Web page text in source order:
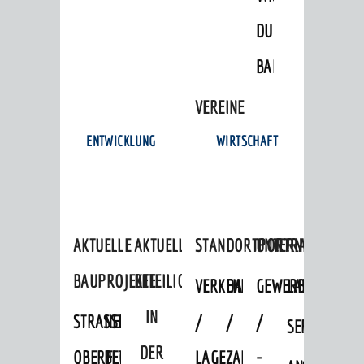
DULGER-
BAD
VEREINE
ENTWICKLUNG
AKTUELLE
BAUPROJEKTE
STRASSENBAUMASSNAHMEN OB
ERFLOCKENBACH
NEUBAU
BETRIEBSGEBÄUDE
AKTUELLE
BETEILIGUNGEN
IN
DER
WIRTSCHAFT
STANDORTPORTRAIT
VERKEHRSANBINDUNG
/
LAGE
DATEN
/
ZAHLEN
UNTERNEHMEN
GEWERBEFLÄCHEN
/
-